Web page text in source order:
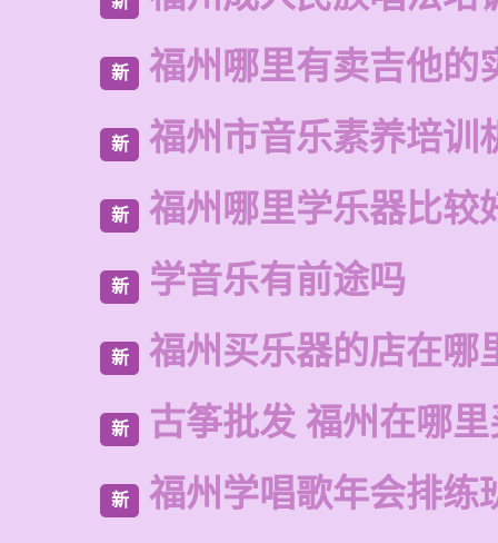
新 福州哪里有卖吉他的
新 福州市音乐素养培训
新 福州哪里学乐器比较
新 学音乐有前途吗
新 福州买乐器的店在哪
新 古筝批发 福州在哪
新 福州学唱歌年会排练